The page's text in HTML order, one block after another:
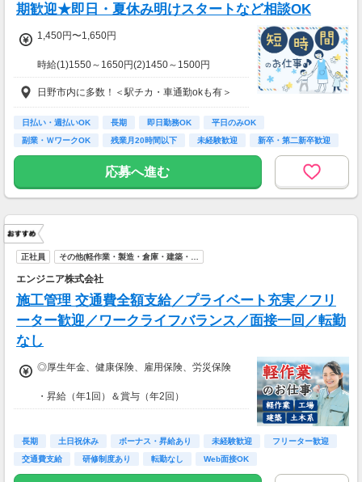
期歓迎★即日・夏休み明けスタートなど相談OK
1,450円〜1,650円
時給(1)1550～1650円(2)1450～1500円
(1)週40ｈ以上
(2)週40ｈ未満
【月収例】
290400円（時給1650円×8h×22日)
★シフト例：9-18時、7-11時、8-12時、9-16時
など
間など相談OK！
★短期2ヶ月～長期歓迎！
日野市内に多数！＜駅チカ・車通勤okも有＞
日払い・週払いOK 長期 即日勤務OK
平日のみOK
副業・ＷワークOK
残業月20時間以下 未経験歓迎
新卒・第二新卒歓迎
フリーター歓迎
応募へ進む
正社員 その他(軽作業・製造・倉庫・建築・…
エンジニア株式会社
施工管理 交通費全額支給／プライベート充実／フリ
ーター歓迎／ワークライフバランス／面接一回／転勤
なし
◎厚生年金、健康保険、雇用保険、労災保険
・昇給（年1回）＆賞与（年2回）
・交通費全額支給（上限なし）
・即採用キャンペーン中！
Web面接OK！ 遠方の方もご応募可能
長期 土日祝休み ボーナス・昇給あり 未経験歓迎
フリーター歓迎
交通費支給
研修制度あり 転勤なし Web面接OK